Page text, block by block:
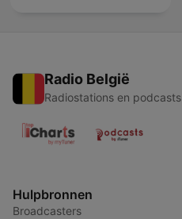
Radio België
Radiostations en podcasts
Hulpbronnen
Broadcasters